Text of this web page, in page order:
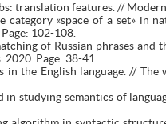
translation features. //
category «space of a set» in
102-108.
of Russian phrases
Page: 38-41.
in the English language. //
in studying semantics of